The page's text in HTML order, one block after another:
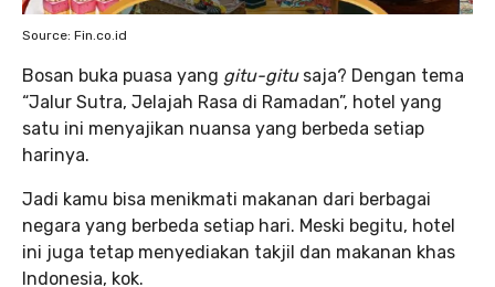
Source: Fin.co.id
Bosan buka puasa yang gitu-gitu saja? Dengan tema
“Jalur Sutra, Jelajah Rasa di Ramadan”, hotel yang
satu ini menyajikan nuansa yang berbeda setiap
harinya.
Jadi kamu bisa menikmati makanan dari berbagai
negara yang berbeda setiap hari. Meski begitu, hotel
ini juga tetap menyediakan takjil dan makanan khas
Indonesia, kok.